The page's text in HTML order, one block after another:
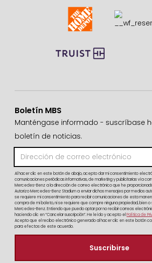
Boletín MBS
Manténgase informado - suscríbase
boletín de noticias.
Al hacer clic en este botón de abajo, acepto dar mi consentimiento
comunicaciones periódicas informativas, de marketing y publicitarias vía
Mercedes-Benz a la dirección de correo electrónico que he
Autorizo Mercedes-Benz Stadium a enviar dichos mensajes por medios
se requiere mi consentimiento para recibir comunicaciones de esta
compra de mi boleto, ni se requiere que compre ninguna propiedad, bien o
Mercedes-Benz. Entiendo que puedo optar por no recibir correos
haciendo clic en “Cancelar suscripción”. He leído y acepto el Política de
Acepto que el recibo electrónico generado al hacer clic en este botón
para efectos de este acuerdo.